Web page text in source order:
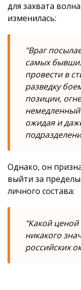
для захвата
изменилась:
"Враг
самых
провести в
разведку
позиции,
ожидая и
Однако, он
выйти за
личного состава:
"Какой ценой
никакого
российских